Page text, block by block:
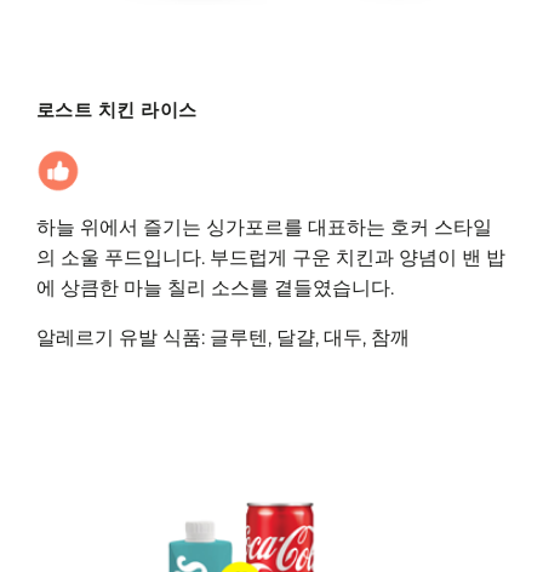
로스트 치킨 라이스
하늘 위에서 즐기는 싱가포르를 대표하는 호커 스타일
의 소울 푸드입니다. 부드럽게 구운 치킨과 양념이 밴 밥
에 상큼한 마늘 칠리 소스를 곁들였습니다.
알레르기 유발 식품: 글루텐, 달걀, 대두, 참깨